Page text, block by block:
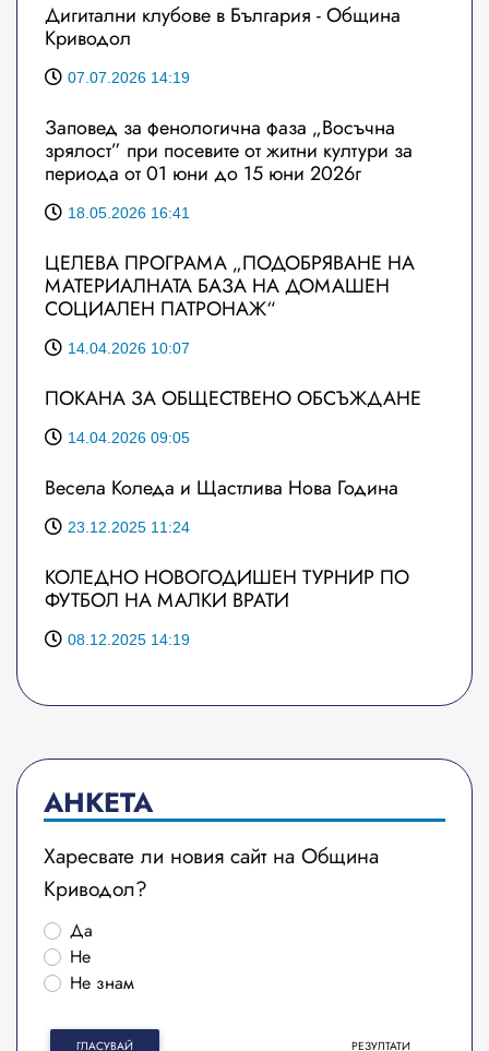
Дигитални клубове в България - Община
Криводол
07.07.2026 14:19
Заповед за фенологична фаза „Восъчна
зрялост” при посевите от житни култури за
периода от 01 юни до 15 юни 2026г
18.05.2026 16:41
ЦЕЛЕВА ПРОГРАМА „ПОДОБРЯВАНЕ НА
МАТЕРИАЛНАТА БАЗА НА ДОМАШЕН
СОЦИАЛЕН ПАТРОНАЖ“
14.04.2026 10:07
ПОКАНА ЗА ОБЩЕСТВЕНО ОБСЪЖДАНЕ
14.04.2026 09:05
Весела Коледа и Щастлива Нова Година
23.12.2025 11:24
КОЛЕДНО НОВОГОДИШЕН ТУРНИР ПО
ФУТБОЛ НА МАЛКИ ВРАТИ
08.12.2025 14:19
АНКЕТА
Харесвате ли новия сайт на Община
Криводол?
Да
Не
Не знам
ГЛАСУВАЙ РЕЗУЛТАТИ